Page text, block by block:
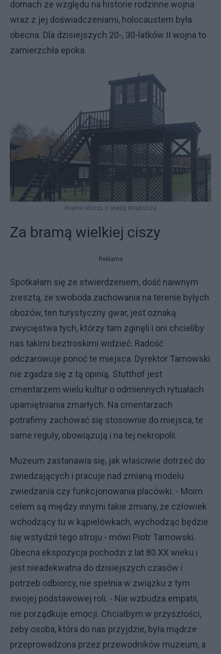
domach ze względu na historie rodzinne wojna
wraz z jej doświadczeniami, holocaustem była
obecna. Dla dzisiejszych 20-, 30-latków II wojna to
zamierzchła epoka.
Brama obozu z wieżą strażniczą
Za bramą wielkiej ciszy
Reklama
Spotkałam się ze stwierdzeniem, dość naiwnym
zresztą, że swoboda zachowania na terenie byłych
obozów, ten turystyczny gwar, jest oznaką
zwycięstwa tych, którzy tam zginęli i oni chcieliby
nas takimi beztroskimi widzieć. Radość
odczarowuje ponoć te miejsca. Dyrektor Tarnowski
nie zgadza się z tą opinią. Stutthof jest
cmentarzem wielu kultur o odmiennych rytuałach
upamiętniania zmarłych. Na cmentarzach
potrafimy zachować się stosownie do miejsca, te
same reguły, obowiązują i na tej nekropolii.
Muzeum zastanawia się, jak właściwie dotrzeć do
zwiedzających i pracuje nad zmianą modelu
zwiedzania czy funkcjonowania placówki. - Moim
celem są między innymi takie zmiany, że człowiek
wchodzący tu w kąpielówkach, wychodząc będzie
się wstydził tego stroju - mówi Piotr Tarnowski.
Obecna ekspozycja pochodzi z lat 80 XX wieku i
jest nieadekwatna do dzisiejszych czasów i
potrzeb odbiorcy, nie spełnia w związku z tym
swojej podstawowej roli. - Nie wzbudza empatii,
nie porządkuje emocji. Chciałbym w przyszłości,
żeby osoba, która do nas przyjdzie, była mądrze
przeprowadzona przez przewodników muzeum, a